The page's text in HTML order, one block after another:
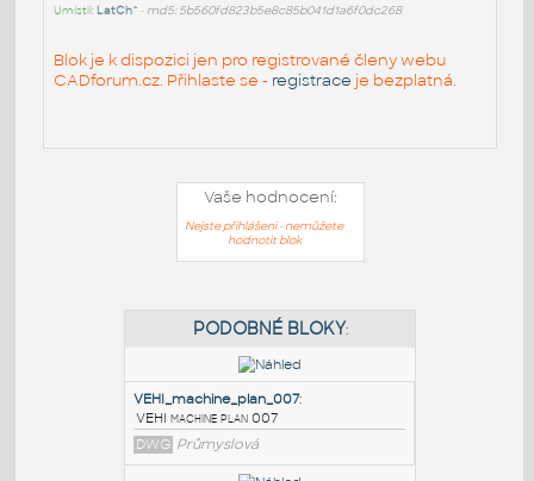
Umístil: LatCh^ • md5: 5b560fd823b5e8c85b041d1a6f0dc268
Blok je k dispozici jen pro registrované členy webu
CADforum.cz. Přihlaste se - registrace je bezplatná.
Vaše hodnocení:
Nejste přihlášeni - nemůžete
hodnotit blok